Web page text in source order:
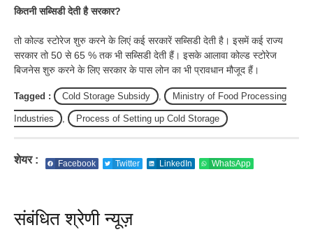
कितनी सब्सिडी देती है सरकार?
तो कोल्ड स्टोरेज शुरु करने के लिएं कई सरकारें सब्सिडी देती है। इसमें कई राज्य
सरकार तो 50 से 65 % तक भी सब्सिडी देती हैं। इसके आलावा कोल्ड स्टोरेज
बिजनेस शुरु करने के लिए सरकार के पास लोन का भी प्रावधान मौजूद हैं।
Tagged : Cold Storage Subsidy Ministry of Food Processing
Industries Process of Setting up Cold Storage
शेयर : Facebook Twitter LinkedIn WhatsApp
संबंधित श्रेणी न्यूज़